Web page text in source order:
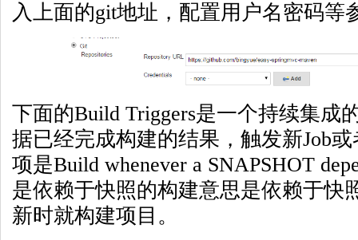
入上面的git地址，配置用户名密码等
下面的Build Triggers是一个持续集成
据已经完成构建的结果，触发新Job
项是Build whenever a SNAPSHOT
是依赖于快照的构建意思是依赖于快
新时就构建项目。